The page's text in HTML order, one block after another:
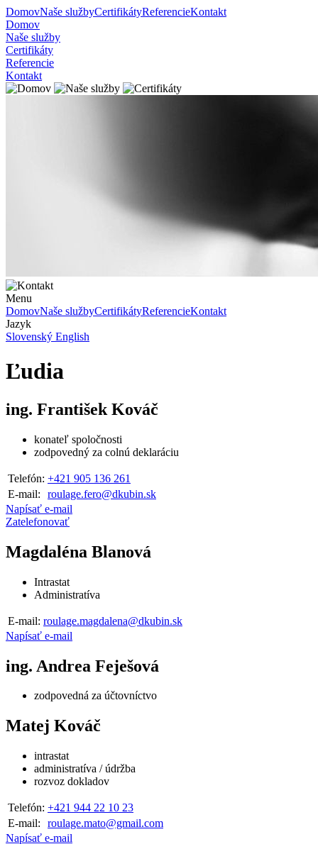
DomovNaše službyCertifikátyReferencieKontakt
Domov
Naše služby
Certifikáty
Referencie
Kontakt
Menu
DomovNaše službyCertifikátyReferencieKontakt
Jazyk
Slovenský English
Ľudia
ing. František Kováč
konateľ spoločnosti
zodpovedný za colnú deklaráciu
Telefón: +421 905 136 261
E-mail:
roulage.fero@dkubin.sk
Napísať e-mail
Zatelefonovať
Magdaléna Blanová
Intrastat
Administratíva
E-mail: roulage.magdalena@dkubin.sk
Napísať e-mail
ing. Andrea Feješová
zodpovedná za účtovníctvo
Matej Kováč
intrastat
administratíva / údržba
rozvoz dokladov
Telefón: +421 944 22 10 23
E-mail:
roulage.mato@gmail.com
Napísať e-mail